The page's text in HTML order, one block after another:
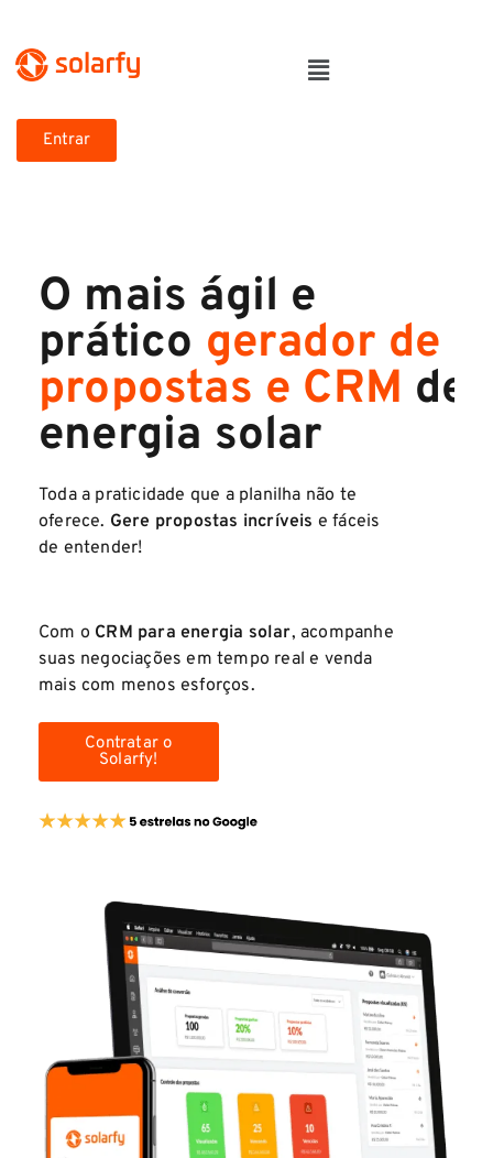
Entrar
O mais ágil e
prático gerador de
propostas e CRM de
energia solar
Toda a praticidade que a planilha não te
oferece. Gere propostas incríveis e fáceis
de entender!
Com o CRM para energia solar, acompanhe
suas negociações em tempo real e venda
mais com menos esforços.
Contratar o
Solarfy!